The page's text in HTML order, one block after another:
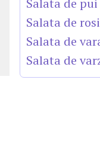
Salata de
Salata de
Salata de
Salata de